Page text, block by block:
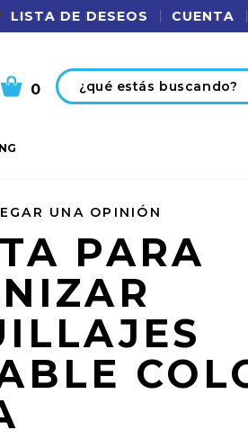
LISTA DE DESEOS CUENTA
Buscar
0
UNA OPINIÓN
PARA